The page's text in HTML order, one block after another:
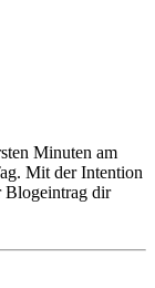
Minuten am
Mit der Intention
Blogeintrag dir